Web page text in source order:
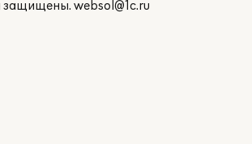
защищены. websol@1c.ru